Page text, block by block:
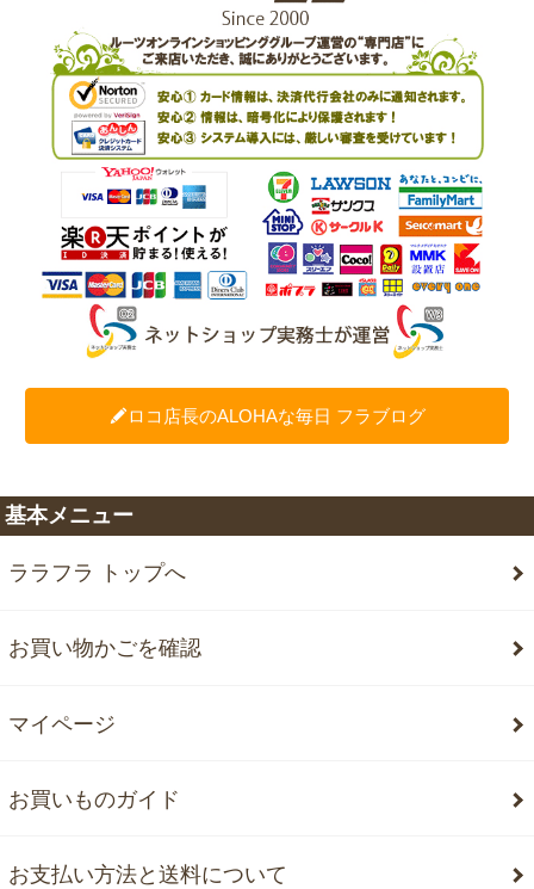
ロコ店長のALOHAな毎日 フラブログ
基本メニュー
ララフラ トップへ
お買い物かごを確認
マイページ
お買いものガイド
お支払い方法と送料について